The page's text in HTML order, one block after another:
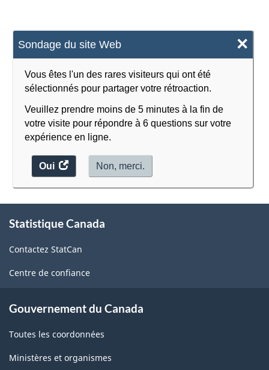
Sondage du site Web ×
Vous êtes l'un des rares visiteurs qui ont été
sélectionnés pour partager votre rétroaction.
Veuillez prendre moins de 5 minutes à la fin de
votre visite pour répondre à 6 questions sur votre
expérience en ligne.
Oui
accéder
au
Non, merci.
propos
ce
site
Statistique Canada
Contactez StatCan
Centre de confiance
Gouvernement du Canada
Toutes les coordonnées
Ministères et organismes